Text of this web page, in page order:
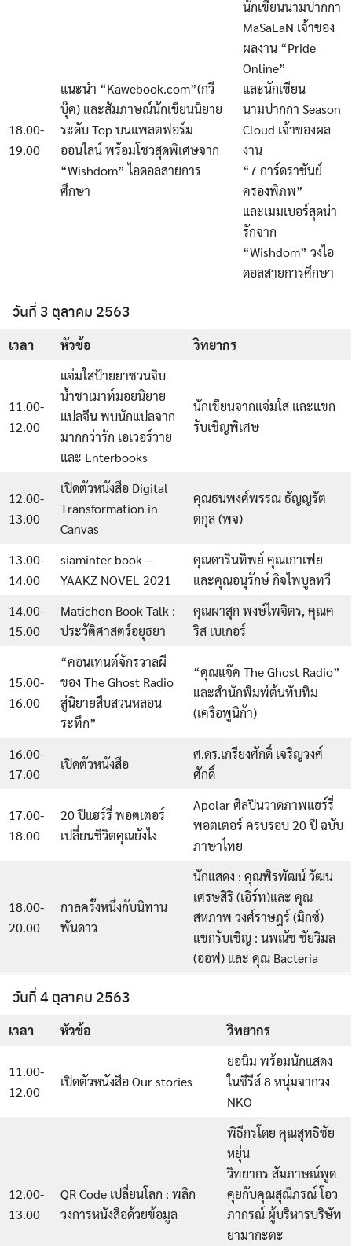
18.00-
19.00
แนะนำ “Kawebook.com”(กวี
บุ๊ค) และสัมภาษณ์นักเขียนนิยาย
ระดับ Top บนแพลตฟอร์ม
ออนไลน์ พร้อมโชวสุดพิเศษจาก
“Wishdom” ไอดอลสายการ
ศึกษา
นักเขียนนามปากกา
MaSaLaN เจ้าของ
ผลงาน “Pride
Online”
และนักเขียน
นามปากกา Season
Cloud เจ้าของผล
งาน
“7 การ์ดราชันย์
ครองพิภพ”
และเมมเบอร์สุดน่า
รักจาก
“Wishdom” วงไอ
ดอลสายการศึกษา
วันที่ 3 ตุลาคม 2563
เวลา หัวข้อ วิทยากร
11.00-
12.00
แจ่มใสป้ายยาชวนจิบ
น้ำชาเมาท์มอยนิยาย
แปลจีน พบนักแปลจาก
มากกว่ารัก เอเวอร์วาย
และ Enterbooks
นักเขียนจากแจ่มใส และแขก
รับเชิญพิเศษ
12.00-
13.00
เปิดตัวหนังสือ Digital
Transformation in
Canvas
คุณธนพงศ์พรรณ ธัญญรัต
ตกุล (พจ)
13.00-
14.00
siaminter book –
YAAKZ NOVEL 2021
คุณดารินทิพย์ คุณเกาเฟย
และคุณอนุรักษ์ กิจไพบูลทวี
14.00-
15.00
Matichon Book Talk :
ประวัติศาสตร์อยุธยา
คุณผาสุก พงษ์ไพจิตร, คุณค
ริส เบเกอร์
15.00-
16.00
“คอนเทนต์จักรวาลผี
ของ The Ghost Radio
สู่นิยายสืบสวนหลอน
ระทึก”
“คุณแจ๊ค The Ghost Radio”
และสำนักพิมพ์ต้นทับทิม
(เครือพูนิก้า)
16.00-
17.00
เปิดตัวหนังสือ
ศ.ดร.เกรียงศักดิ์ เจริญวงศ์
ศักดิ์
17.00-
18.00
20 ปีแฮร์รี่ พอตเตอร์
เปลี่ยนชีวิตคุณยังไง
Apolar ศิลปินวาดภาพแฮร์รี่
พอตเตอร์ ครบรอบ 20 ปี ฉบับ
ภาษาไทย
18.00-
20.00
กาลครั้งหนึ่งกับนิทาน
พันดาว
นักแสดง : คุณพิรพัฒน์ วัฒน
เศรษสิริ (เอิร์ท)และ คุณ
สหภาพ วงศ์ราษฎร์ (มิกซ์)
แขกรับเชิญ : นพณัช ชัยวิมล
(ออฟ) และ คุณ Bacteria
วันที่ 4 ตุลาคม 2563
เวลา หัวข้อ วิทยากร
11.00-
12.00
เปิดตัวหนังสือ Our stories
ยอนิม พร้อมนักแสดง
ในซีรีส์ 8 หนุ่มจากวง
NKO
12.00-
13.00
QR Code เปลี่ยนโลก : พลิก
วงการหนังสือด้วยข้อมูล
พิธีกรโดย คุณสุทธิชัย
หยุ่น
วิทยากร สัมภาษณ์พูด
คุยกับคุณสุณีภรณ์ โอว
ภากรณ์ ผู้บริหารบริษัท
ยามากะตะ